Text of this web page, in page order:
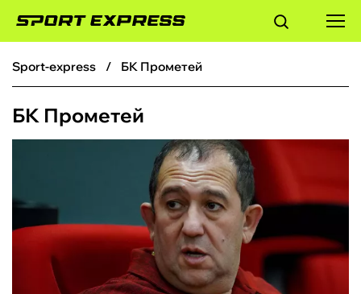
ФУТБОЛ
БАСКЕТБОЛ
ТЕНІС
sport-express БК Прометей
БК Прометей